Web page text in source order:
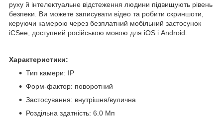
руху й інтелектуальне відстеження людини підвищують рівень
безпеки. Ви можете записувати відео та робити скриншоти,
керуючи камерою через безплатний мобільний застосунок
iCSee, доступний російською мовою для iOS і Android.
Характеристики:
Тип камери: IP
Форм-фактор: поворотний
Застосування: внутрішня/вулична
Роздільна здатність: 6.0 Мп